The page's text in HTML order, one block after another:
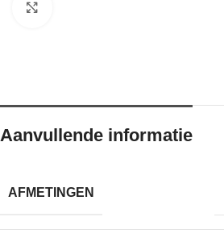
Aanvullende informatie
AFMETINGEN